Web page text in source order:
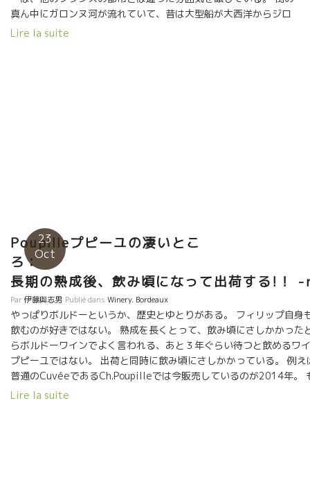
真ん中にガロンヌ河が流れていて、昔は大型船が大西洋からジロ
ンド河を登ってガロンヌ河に入ってボルドーの街まで入って来れ
まだ手間暇かけて造ったことがないところが多い。 つまり、今現
在マイナーな地方でも優れた土壌がまだ眠っているよいってよ
い。 まだ、まだ、とんでもないワインが誕生する可能性がフラン
ス中に存在している。 そう、まだ宝探しの時代が続いている。
Pont de Pierre ガロンヌ河にかかるピエール橋、1810年から
1822年にナポレオンが命じて造った橋。 全長487m, 4000人を投
じて造った。 敵が海からジロンド河を通じてフランスの奥地まで
侵入できる可能性をこの橋を造ることで阻止した。 サンピエール
教会の塔、紫の門は、ボルドーなのに、ブルゴーニュ門 Porte de
Bourgogne とよばれている。
Lire la suite
23
Oct
Poupilleプピーユの凄いとこ
ろ
長期の熟成後、飲み頃になって出荷する!！
Par伊藤與志男 Publié dans Winery, Bordeaux
やっぱりボルドーというか、歴史とゆとりがある。 フィリップ自身
飲むのが好きではない。 熟成を長くとって、飲み頃にさしかかった
らボルドーワインでよく言われる、あと３年ぐらい待つと飲めるワ
プピーユではない。 出荷と同時に飲み頃にさしかかっている。 例
普通のCuvéeであるCh.Poupilleでは今販売しているのが2014年。
荷されるところである。 ★Chateau Poupille 2015 2015年はいか
Lire la suite